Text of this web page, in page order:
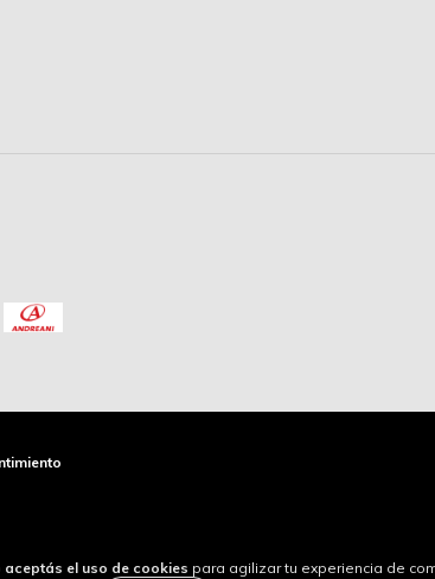
aceptás el uso de cookies para agilizar tu experiencia de